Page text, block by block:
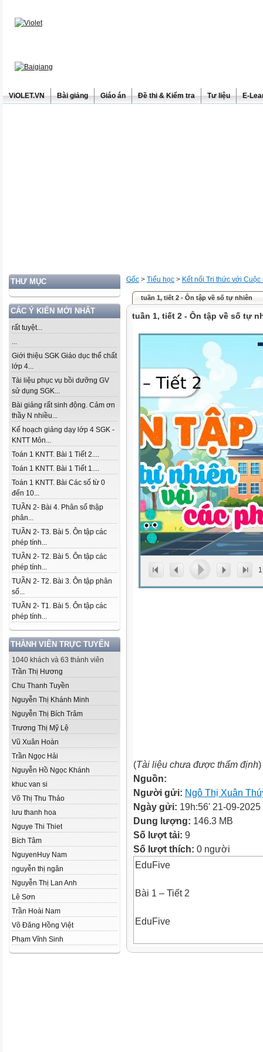
ViOLET.VN Bài giảng Giáo án Đề thi & Kiểm tra Tư liệu E-
THƯ MỤC
CÁC Ý KIẾN MỚI NHẤT
rất tuyệt...
...
Giới thiệu SGK Giáo dục thể chất
lớp 4...
Tài liệu phục vụ bồi dưỡng GV
sử dụng SGK...
Bài giảng rất sinh động. Cảm ơn
thầy N nhiều...
Kế hoạch giảng dạy lớp 4 SGK -
KNTT Môn...
Toán 1 KNTT. Bài 1 Tiết 2....
Toán 1 KNTT. Bài 1 Tiết 1....
Toán 1 KNTT. Bài Các số từ 0
đến 10...
TUẦN 2- Bài 4. Phân số thập
phân...
TUẦN 2- T3. Bài 5. Ôn tập các
phép tính...
TUẦN 2- T2. Bài 5. Ôn tập các
phép tính...
TUẦN 2- T2. Bài 3. Ôn tập phân
số...
TUẦN 2- T1. Bài 5. Ôn tập các
phép tính...
THÀNH VIÊN TRỰC TUYẾN
1040 khách và 63 thành viên
Trần Thị Hương
Chu Thanh Tuyền
Nguyễn Thị Khánh Minh
Nguyễn Thị Bích Trâm
Trương Thị Mỹ Lệ
Vũ Xuân Hoàn
Trần Ngọc Hải
Nguyễn Hồ Ngọc Khánh
khuc van si
Võ Thị Thu Thảo
lưu thanh hoa
Nguye Thi Thiet
Bích Tâm
NguyenHuy Nam
nguyễn thị ngân
Nguyễn Thị Lan Anh
Lê Sơn
Trần Hoài Nam
Võ Đăng Hồng Việt
Phạm Vĩnh Sinh
Gốc > Tiểu học > Kết nối Tri thức với Cuộc
tuần 1, tiết 2 - Ôn tập về số tự nhiên
tuần 1, tiết 2 - Ôn tập về số tự
1
(Tài liệu chưa được thẩm định)
Nguồn:
Người gửi: Ngô Thị Xuân
Ngày gửi: 19h:56' 21-09-2025
Dung lượng: 146.3 MB
Số lượt tải: 9
Số lượt thích: 0 người
EduFive
Bài 1 – Tiết 2
EduFive